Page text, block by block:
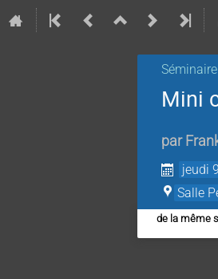
Mini
par
jeudi
Salle
de la même